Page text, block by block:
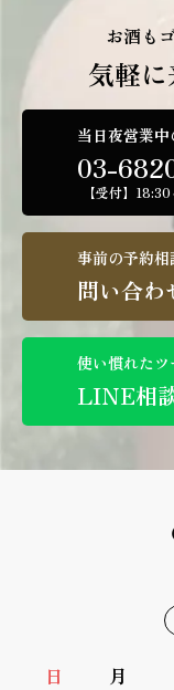
お酒も
気軽
当日夜営業
03-
【受付】
事前の予約相
問い合わ
使い慣れた
LINE相
日 月